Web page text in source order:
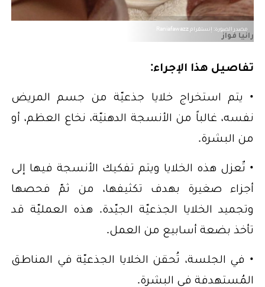
مصدر الصورة: إنستقرام Raniafawazz
رانيا فواز
تفاصيل هذا الإجراء:
• يتم استخراج خلايا جذعيّة من جسم المريض
نفسه، غالباً من الأنسجة الدهنيّة، نخاع العظم، أو
من البشرة.
• تٌعزل هذه الخلايا ويتم تفكيك الأنسجة فيها إلى
أجزاء صغيرة بهدف تكثيفها، من ثمّ فحصها
وتجميد الخلايا الجذعيّة الجيّدة. هذه العمليّة قد
تأخذ بضعة أسابيع من العمل.
• في الجلسة، تُحقن الخلايا الجذعيّة في المناطق
المُستهدفة في البشرة.